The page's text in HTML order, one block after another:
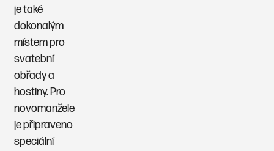
je také
dokonalým
místem pro
svatební
obřady a
hostiny. Pro
novomanžele
je připraveno
speciální